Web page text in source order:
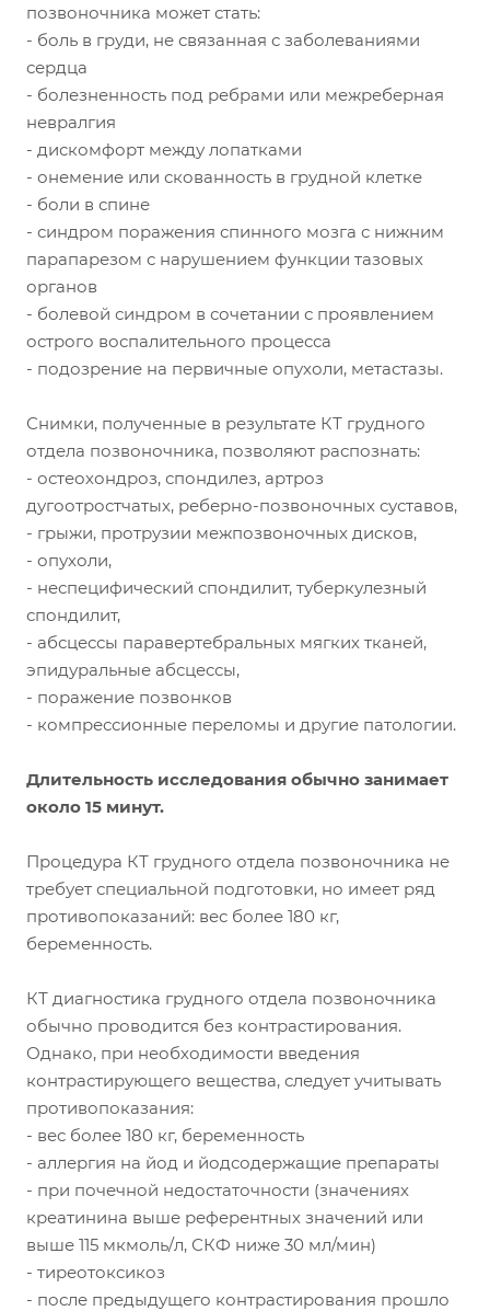
позвоночника может стать:
- боль в груди, не связанная с заболеваниями
сердца
- болезненность под ребрами или межреберная
невралгия
- дискомфорт между лопатками
- онемение или скованность в грудной клетке
- боли в спине
- синдром поражения спинного мозга с нижним
парапарезом с нарушением функции тазовых
органов
- болевой синдром в сочетании с проявлением
острого воспалительного процесса
- подозрение на первичные опухоли, метастазы.
Снимки, полученные в результате КТ грудного
отдела позвоночника, позволяют распознать:
- остеохондроз, спондилез, артроз
дугоотростчатых, реберно-позвоночных суставов,
- грыжи, протрузии межпозвоночных дисков,
- опухоли,
- неспецифический спондилит, туберкулезный
спондилит,
- абсцессы паравертебральных мягких тканей,
эпидуральные абсцессы,
- поражение позвонков
- компрессионные переломы и другие патологии.
Длительность исследования обычно занимает
около 15 минут.
Процедура КТ грудного отдела позвоночника не
требует специальной подготовки, но имеет ряд
противопоказаний: вес более 180 кг,
беременность.
КТ диагностика грудного отдела позвоночника
обычно проводится без контрастирования.
Однако, при необходимости введения
контрастирующего вещества, следует учитывать
противопоказания:
- вес более 180 кг, беременность
- аллергия на йод и йодсодержащие препараты
- при почечной недостаточности (значениях
креатинина выше референтных значений или
выше 115 мкмоль/л, СКФ ниже 30 мл/мин)
- тиреотоксикоз
- после предыдущего контрастирования прошло